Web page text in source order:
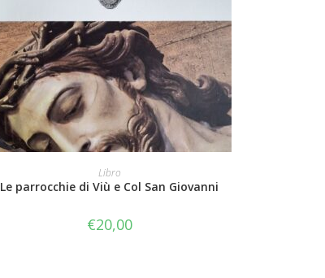
AGGIUNGI AL CARRELLO
Libro
Le parrocchie di Viù e Col San Giovanni
€20,00